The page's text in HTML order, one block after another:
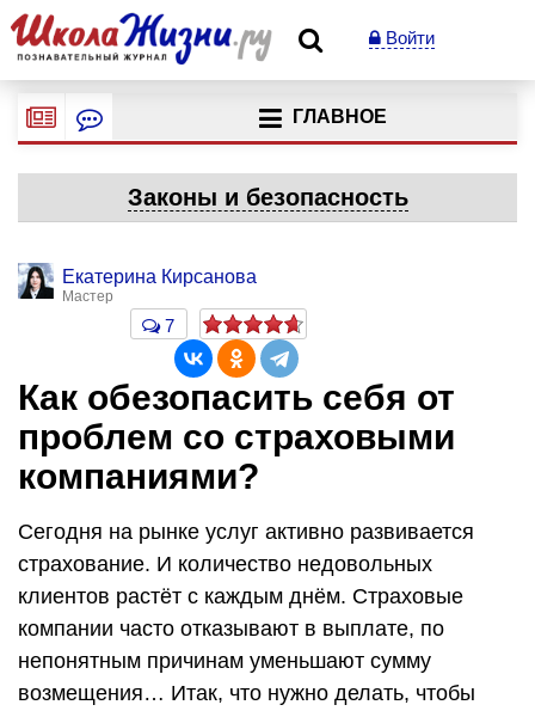
Войти
ГЛАВНОЕ
Законы и безопасность
Екатерина Кирсанова
Мастер
7
Как обезопасить себя от
проблем со страховыми
компаниями?
Сегодня на рынке услуг активно развивается
страхование. И количество недовольных
клиентов растёт с каждым днём. Страховые
компании часто отказывают в выплате, по
непонятным причинам уменьшают сумму
возмещения… Итак, что нужно делать, чтобы